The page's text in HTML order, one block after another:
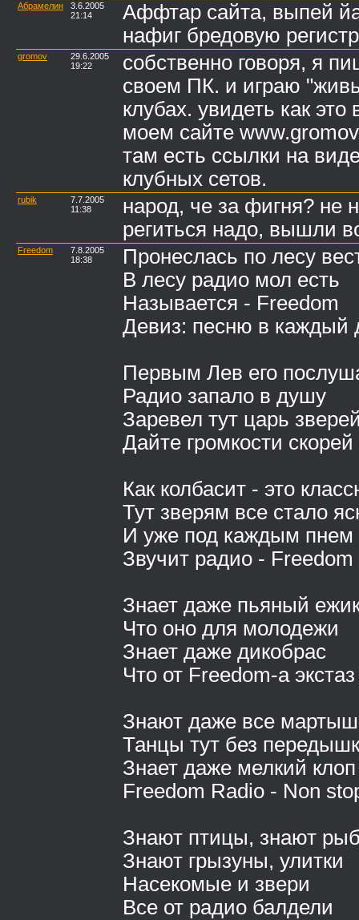
Абрамелин
3.6.2005
21:14
Аффтар сайта, выпей
нафиг бредовую
gromov
29.6.2005
19:22
собственно говоря, я
своем ПК. и играю
клубах. увидеть как
моем сайте
там есть ссылки на
клубных сетов.
rubik
7.7.2005
11:38
народ, че за фигня? не
региться надо, вышли
Freedom
7.8.2005
18:38
Пронеслась по лесу
В лесу радио мол есть
Называется - Freedom
Девиз: песню в каждый
Первым Лев его
Радио запало в душу
Заревел тут царь
Дайте громкости скорей
Как колбасит - это
Тут зверям все стало
И уже под каждым пнем
Звучит радио - Freedom
Знает даже пьяный
Что оно для молодежи
Знает даже дикобрас
Что от Freedom-а экстаз
Знают даже все
Танцы тут без
Знает даже мелкий клоп
Freedom Radio - Non
Знают птицы, знают
Знают грызуны, улитки
Насекомые и звери
Все от радио балдели